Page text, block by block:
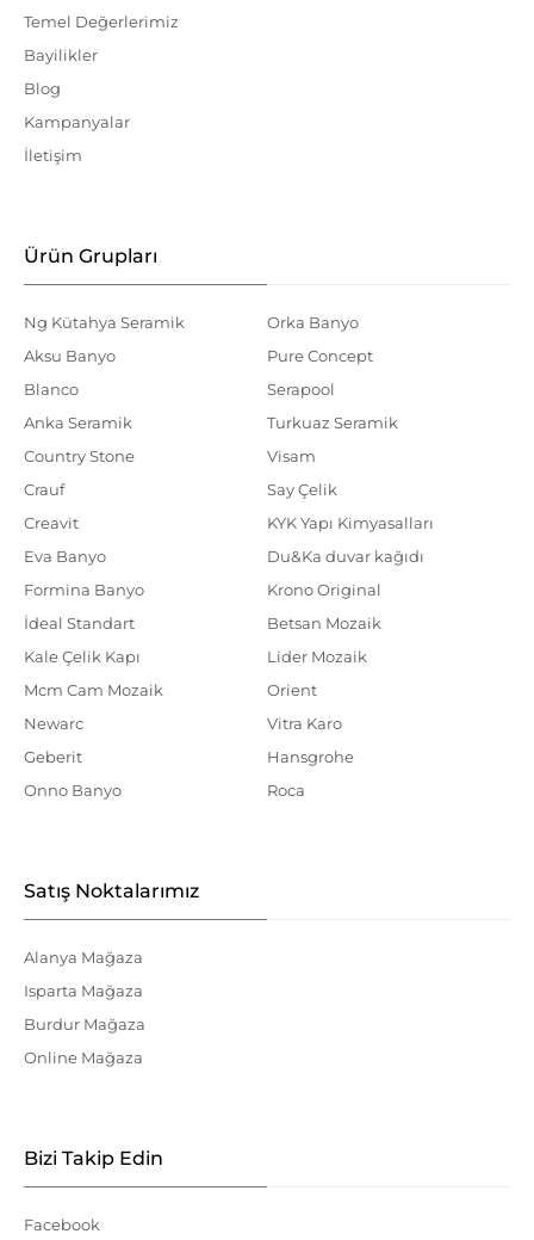
Temel Değerlerimiz
Bayilikler
Blog
Kampanyalar
İletişim
Ürün Grupları
Ng Kütahya Seramik
Aksu Banyo
Blanco
Anka Seramik
Country Stone
Crauf
Creavit
Eva Banyo
Formina Banyo
İdeal Standart
Kale Çelik Kapı
Mcm Cam Mozaik
Newarc
Geberit
Onno Banyo
Orka Banyo
Pure Concept
Serapool
Turkuaz Seramik
Visam
Say Çelik
KYK Yapı Kimyasalları
Du&Ka duvar kağıdı
Krono Original
Betsan Mozaik
Lider Mozaik
Orient
Vitra Karo
Hansgrohe
Roca
Satış Noktalarımız
Alanya Mağaza
Isparta Mağaza
Burdur Mağaza
Online Mağaza
Bizi Takip Edin
Facebook